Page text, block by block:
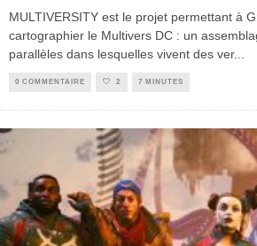
MULTIVERSITY est le projet permettant à
cartographier le Multivers DC : un
parallèles dans lesquelles vivent des ver...
0 COMMENTAIRE 2 7 MINUTES